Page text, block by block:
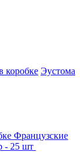
коробке Эустома
Французские
- 25 шт